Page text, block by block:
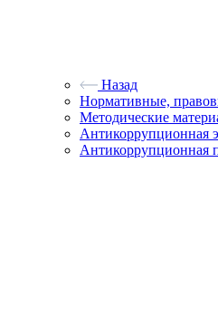
Назад
Нормативные,
Методические
Антикоррупционная
Антикоррупционная